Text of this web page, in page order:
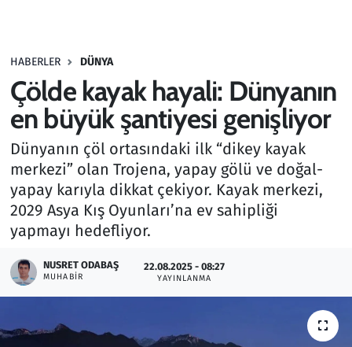
HABERLER DÜNYA
Çölde kayak hayali: Dünyanın
en büyük şantiyesi genişliyor
Dünyanın çöl ortasındaki ilk “dikey kayak
merkezi” olan Trojena, yapay gölü ve doğal-
yapay karıyla dikkat çekiyor. Kayak merkezi,
2029 Asya Kış Oyunları’na ev sahipliği
yapmayı hedefliyor.
NUSRET ODABAŞ
MUHABIR
22.08.2025 - 08:27
YAYINLANMA
Haber
Kültür Sanat
Kurumsal Haberler
Lezzet Durağı
Memur ve Kamu
Otomobil